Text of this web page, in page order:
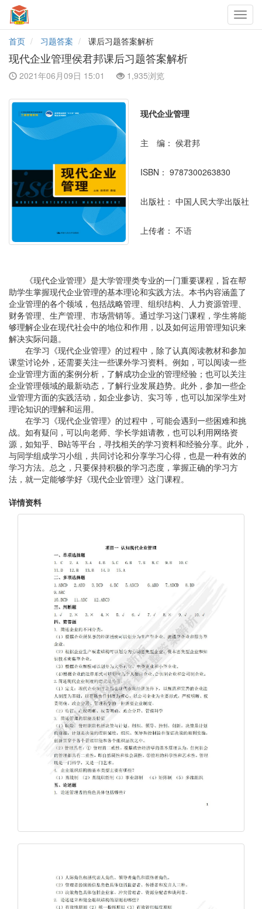
首页
习题答案 课后习题答案解析
现代企业管理侯君邦课后习题答案解析
2021年06月09日 15:01 1,935浏览
现代企业管理
主 编： 侯君邦
ISBN： 9787300263830
出版社： 中国人民大学出版社
上传者： 不语
《现代企业管理》是大学管理类专业的一门重要课程，旨在帮
助学生掌握现代企业管理的基本理论和实践方法。本书内容涵盖了
企业管理的各个领域，包括战略管理、组织结构、人力资源管理、
财务管理、生产管理、市场营销等。通过学习这门课程，学生将能
够理解企业在现代社会中的地位和作用，以及如何运用管理知识来
解决实际问题。
在学习《现代企业管理》的过程中，除了认真阅读教材和参加
课堂讨论外，还需要关注一些课外学习资料。例如，可以阅读一些
企业管理方面的案例分析，了解成功企业的管理经验；也可以关注
企业管理领域的最新动态，了解行业发展趋势。此外，参加一些企
业管理方面的实践活动，如企业参访、实习等，也可以加深学生对
理论知识的理解和运用。
在学习《现代企业管理》的过程中，可能会遇到一些困难和挑
战。如有疑问，可以向老师、学长学姐请教，也可以利用网络资
源，如知乎、B站等平台，寻找相关的学习资料和经验分享。此外，
与同学组成学习小组，共同讨论和分享学习心得，也是一种有效的
学习方法。总之，只要保持积极的学习态度，掌握正确的学习方
法，就一定能够学好《现代企业管理》这门课程。
详情资料